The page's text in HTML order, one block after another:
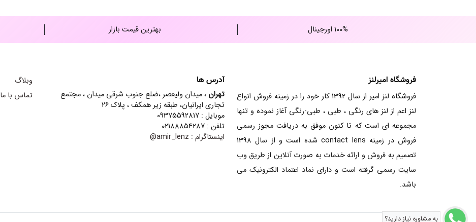
100% اورجینال بهترین قیمت بازار
فروشگاه امیرلنز
فروشگاه لنز امیر از سال 1392 کار خود را در زمینه فروش انواع
لنز اعم از لنز های رنگی ، طبی ، طبی-رنگی آغاز نموده و تنها
مجموعه ای است که تا کنون موفق به دریافت مجوز رسمی
فروش در زمینه contact lens شده است و از سال 1398
تصمیم به فروش و ارائه خدمات به صورت آنلاین از طریق وب
سایت رسمی گرفته است و دارای نماد اعتماد الکترونیک می
باشد.
آدرس ها
تهران ، میدان ولیعصر ،ضلع جنوب شرقی میدان ، مجتمع
تجاری ایرانیان، طبقه زیر همکف ، پلاک 26
موبایل : 09375592817
تلفن : 02188854287
اینستاگرام : amir_lenz@
وبلاگ
تماس با ما
به مشاوره نیاز دارید؟